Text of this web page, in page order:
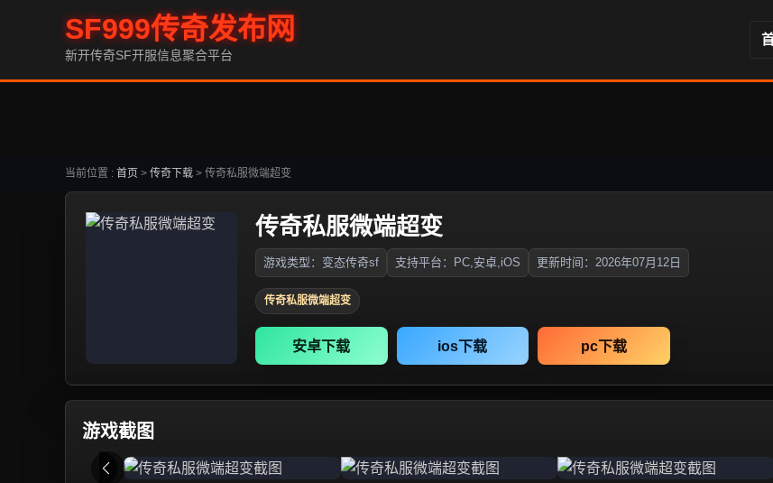
SF999传奇发布网
新开传奇SF开服信息聚合平台
当前位置 : 首页 > 传奇下载 > 传奇私服微端超变
传奇私服微端超变
游戏类型：变态传奇sf 支持平台：PC,安卓,iOS 更新时间：2026年07月12日
传奇私服微端超变
安卓下载 ios下载 pc下载
游戏截图